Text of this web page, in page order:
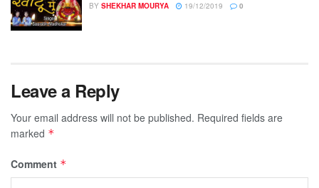
BY SHEKHAR MOURYA 19/12/2019 0
Leave a Reply
Your email address will not be published. Required fields are
marked *
Comment *